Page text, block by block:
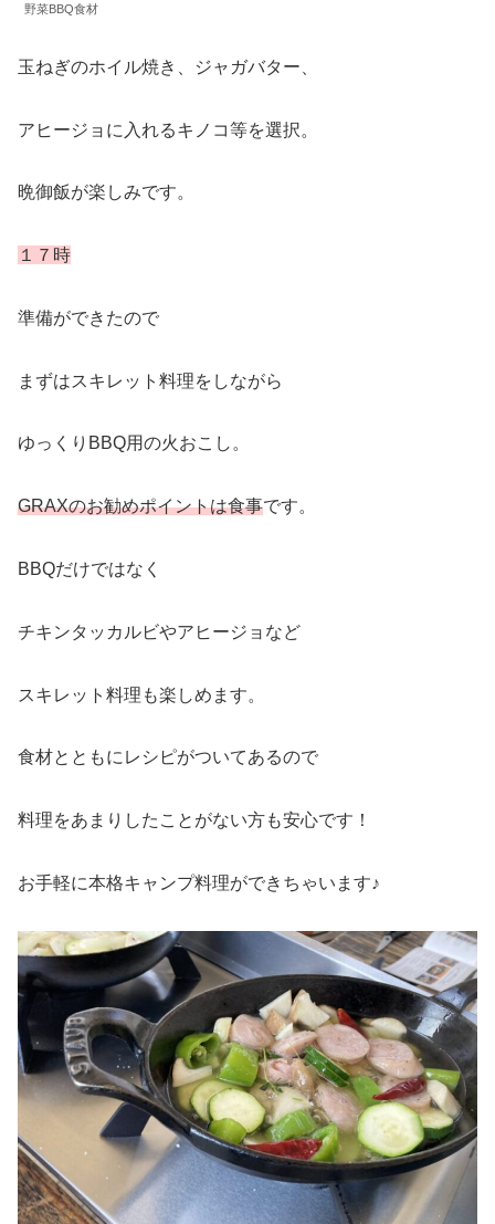
野菜BBQ食材
玉ねぎのホイル焼き、ジャガバター、
アヒージョに入れるキノコ等を選択。
晩御飯が楽しみです。
１７時
準備ができたので
まずはスキレット料理をしながら
ゆっくりBBQ用の火おこし。
GRAXのお勧めポイントは食事です。
BBQだけではなく
チキンタッカルビやアヒージョなど
スキレット料理も楽しめます。
食材とともにレシピがついてあるので
料理をあまりしたことがない方も安心です！
お手軽に本格キャンプ料理ができちゃいます♪